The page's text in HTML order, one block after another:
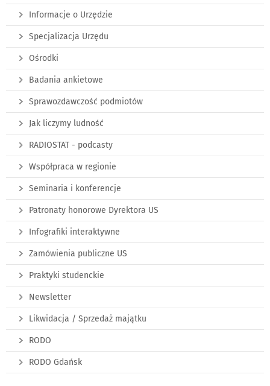
Informacje o Urzędzie
Specjalizacja Urzędu
Ośrodki
Badania ankietowe
Sprawozdawczość podmiotów
Jak liczymy ludność
RADIOSTAT - podcasty
Współpraca w regionie
Seminaria i konferencje
Patronaty honorowe Dyrektora US
Infografiki interaktywne
Zamówienia publiczne US
Praktyki studenckie
Newsletter
Likwidacja / Sprzedaż majątku
RODO
RODO Gdańsk